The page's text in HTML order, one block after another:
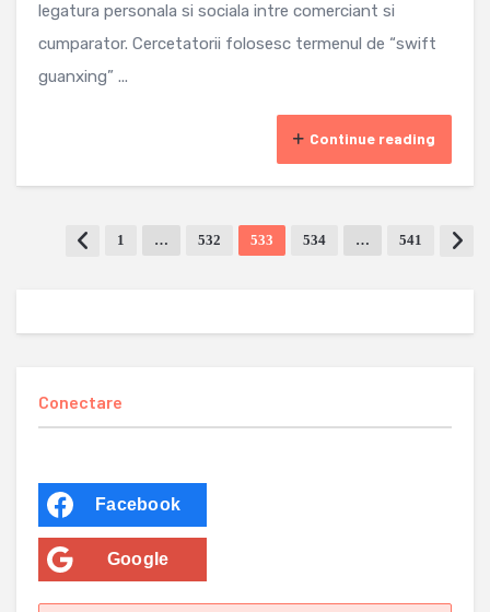
legatura personala si sociala intre comerciant si
cumparator. Cercetatorii folosesc termenul de “swift
guanxing” ...
Continue reading
1 … 532 533 534 … 541
Conectare
Facebook
Google